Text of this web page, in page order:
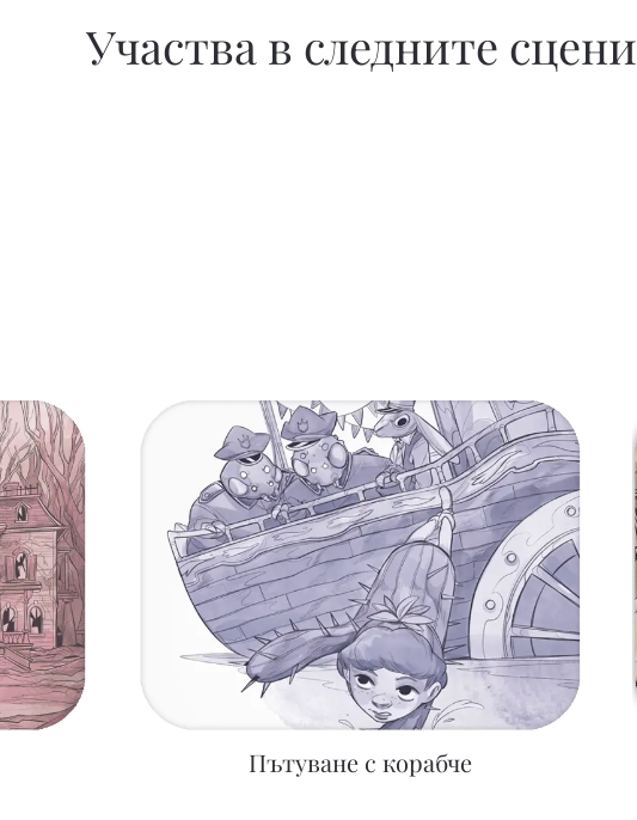
Участва в следните сцени
Пътуване с корабче